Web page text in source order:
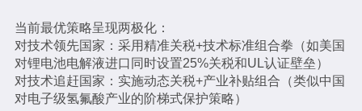
当前最优策略呈现两极化：
对技术领先国家：采用精准关税+技术标准组合拳（如美国
对锂电池电解液进口同时设置25%关税和UL认证壁垒）
对技术追赶国家：实施动态关税+产业补贴组合（类似中国
对电子级氢氟酸产业的阶梯式保护策略）